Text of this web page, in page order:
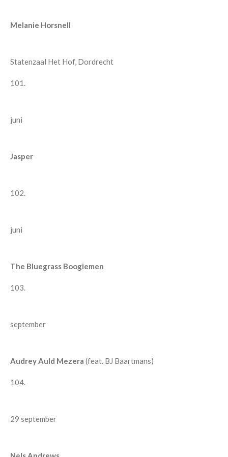
Melanie Horsnell
Statenzaal Het Hof, Dordrecht
101.
juni
Jasper
102.
juni
The Bluegrass Boogiemen
103.
september
Audrey Auld Mezera (feat. BJ Baartmans)
104.
29 september